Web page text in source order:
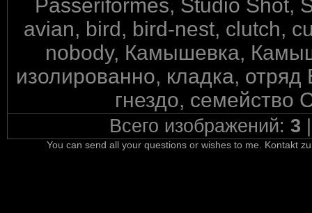
Passeriformes, Studio Shot,
avian, bird, bird-nest, clutch,
nobody, Камышевка,
изолированно, кладка,
гнездо, семейство
Всего изображений: 3
You can send all your questions or wishes to me. Kontakt